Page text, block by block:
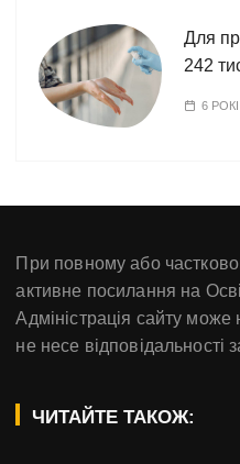
Для
242
6
При повному або
активне посилання на
Адміністрація сайту може
не несе відповідальності
ЧИТАЙТЕ ТАКОЖ: